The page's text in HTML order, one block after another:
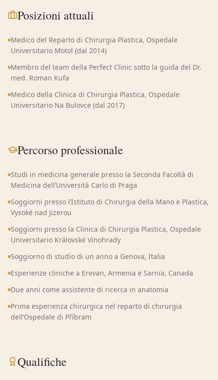
Posizioni attuali
Medico del Reparto di Chirurgia Plastica, Ospedale
Universitario Motol (dal 2014)
Membro del team della Perfect Clinic sotto la guida del Dr.
med. Roman Kufa
Medico della Clinica di Chirurgia Plastica, Ospedale
Universitario Na Bulovce (dal 2017)
Percorso professionale
Studi in medicina generale presso la Seconda Facoltà di
Medicina dell’Università Carlo di Praga
Soggiorni presso l’Istituto di Chirurgia della Mano e Plastica,
Vysoké nad Jizerou
Soggiorni presso la Clinica di Chirurgia Plastica, Ospedale
Universitario Královské Vinohrady
Soggiorno di studio di un anno a Genova, Italia
Esperienze cliniche a Erevan, Armenia e Sarnia, Canada
Due anni come assistente di ricerca in anatomia
Prima esperienza chirurgica nel reparto di chirurgia
dell’Ospedale di Příbram
Qualifiche